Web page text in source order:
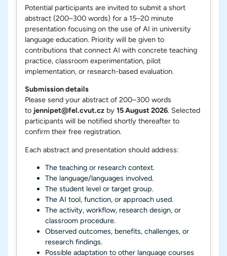
Potential participants are invited to submit a short
abstract (200–300 words) for a 15–20 minute
presentation focusing on the use of AI in university
language education. Priority will be given to
contributions that connect AI with concrete teaching
practice, classroom experimentation, pilot
implementation, or research-based evaluation.
Submission details
Please send your abstract of 200–300 words
to jennipet@fel.cvut.cz by 15 August 2026. Selected
participants will be notified shortly thereafter to
confirm their free registration.
Each abstract and presentation should address:
The teaching or research context.
The language/languages involved.
The student level or target group.
The AI tool, function, or approach used.
The activity, workflow, research design, or
classroom procedure.
Observed outcomes, benefits, challenges, or
research findings.
Possible adaptation to other language courses